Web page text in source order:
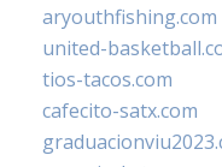
aryouthfishing.com
united-
tios-tacos.com
cafecito-satx.com